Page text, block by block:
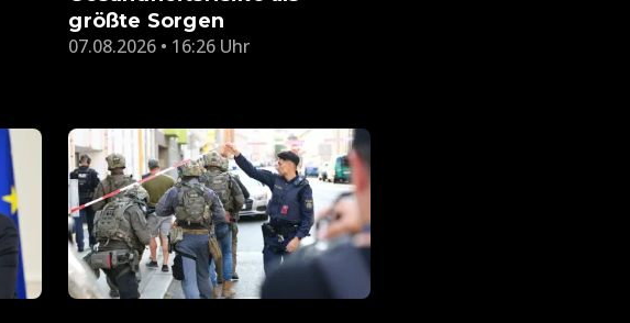
größte Sorgen
07.08.2026 • 16:26 Uhr